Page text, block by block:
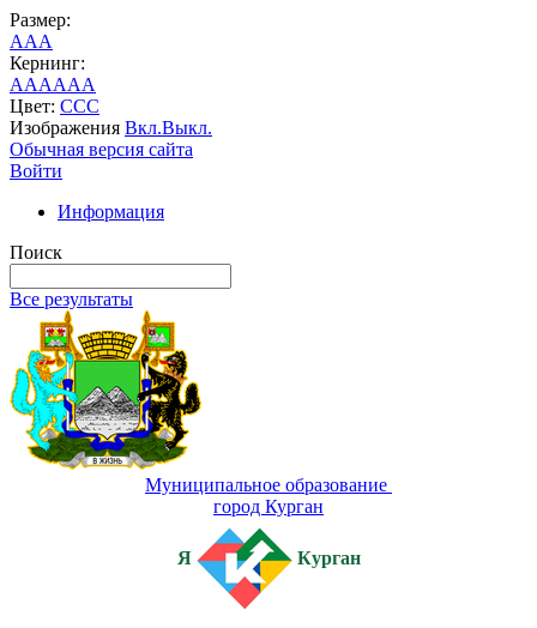
Размер:
AAA
Кернинг:
AAAAAA
Цвет: CCC
Изображения Вкл.Выкл.
Обычная версия сайта
Войти
Информация
Поиск
Все результаты
Муниципальное образование
город Курган
Я Курган